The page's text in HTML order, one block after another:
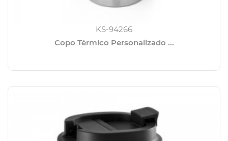
KS-94266
Copo Térmico Personalizado ...